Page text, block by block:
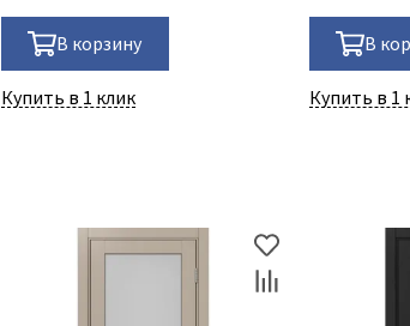
В корзину
Купить в 1 клик
В
Купить в 1